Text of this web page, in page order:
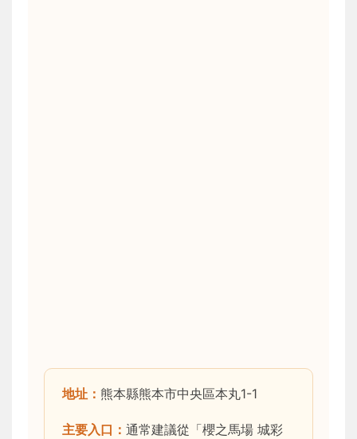
地址： 熊本縣熊本市中央區本丸1-1
主要入口： 通常建議從「櫻之馬場 城彩